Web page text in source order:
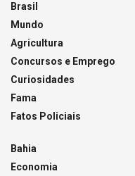
Brasil
Mundo
Agricultura
Concursos e Emprego
Curiosidades
Fama
Fatos Policiais
Bahia
Economia